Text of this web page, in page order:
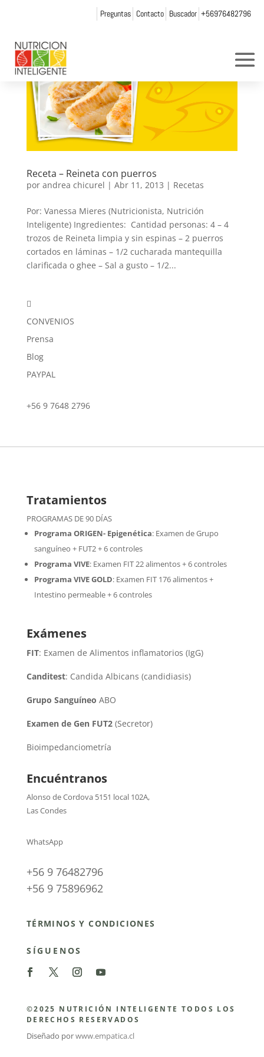
Preguntas Contacto Buscador +56976482796
Receta – Reineta con puerros
por andrea chicurel | Abr 11, 2013 | Recetas
Por: Vanessa Mieres (Nutricionista, Nutrición
Inteligente) Ingredientes: Cantidad personas: 4 – 4
trozos de Reineta limpia y sin espinas – 2 puerros
cortados en láminas – 1/2 cucharada mantequilla
clarificada o ghee – Sal a gusto – 1/2...

CONVENIOS
Prensa
Blog
PAYPAL
+56 9 7648 2796
Tratamientos
PROGRAMAS DE 90 DÍAS
Programa ORIGEN- Epigenética:Examen de Grupo
sanguíneo + FUT2 + 6 controles
Programa VIVE: Examen FIT 22 alimentos + 6 controles
Programa VIVE GOLD: Examen FIT 176 alimentos +
Intestino permeable + 6 controles
Exámenes
FIT: Examen de Alimentos inflamatorios (IgG)
Canditest: Candida Albicans (candidiasis)
Grupo Sanguíneo ABO
Examen de Gen FUT2(Secretor)
Bioimpedanciometría
Encuéntranos
Alonso de Cordova 5151 local 102A,
Las Condes
WhatsApp
+56 9 76482796
+56 9 75896962
TÉRMINOS Y CONDICIONES
SÍGUENOS
©2025 NUTRICIÓN INTELIGENTE TODOS LOS
DERECHOS RESERVADOS
Diseñado porwww.empatica.cl